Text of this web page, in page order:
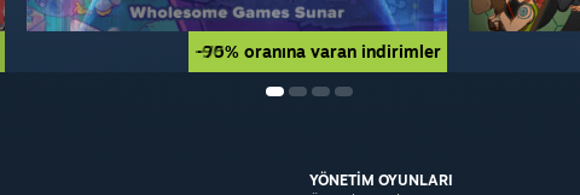
-90% oranına varan indirimler
-75% oranına varan indirimler
YÖNETİM OYUNLARI